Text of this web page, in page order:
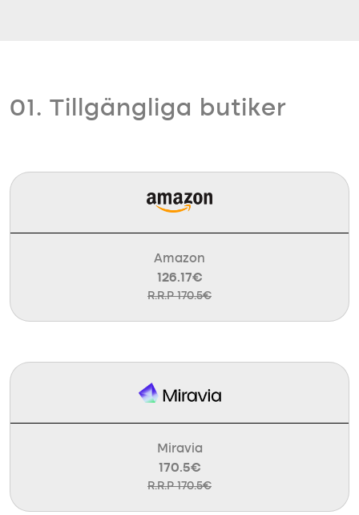
01. Tillgängliga butiker
Amazon
126.17€
R.R.P 170.5€
Miravia
170.5€
R.R.P 170.5€